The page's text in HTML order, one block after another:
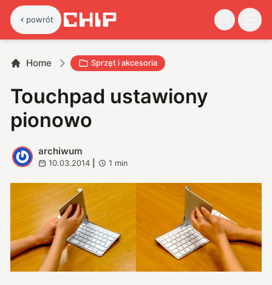
powrót
Home Sprzęt i akcesoria
Touchpad ustawiony
pionowo
A
archiwum
10.03.2014 1 min